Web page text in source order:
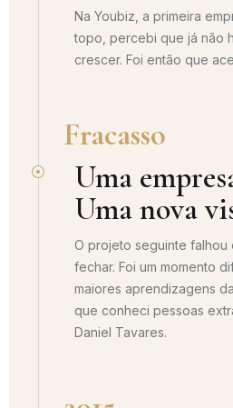
Na Youbiz, a primeira
topo, percebi que já não
crescer. Foi então que
Fracasso
Uma
Uma nova
O projeto seguinte
fechar. Foi um momento
maiores aprendizagens
que conheci pessoas
Daniel Tavares.